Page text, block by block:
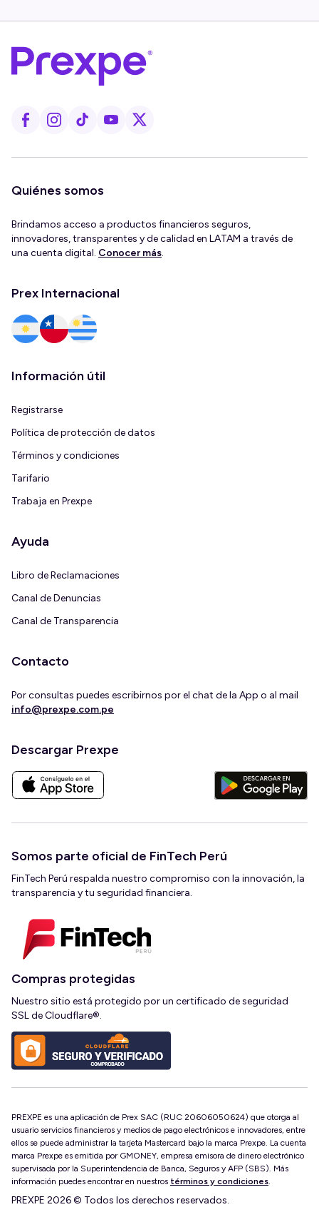
Quiénes somos
Brindamos acceso a productos financieros seguros,
innovadores, transparentes y de calidad en LATAM a través de
una cuenta digital. Conocer más.
Prex Internacional
Información útil
Registrarse
Política de protección de datos
Términos y condiciones
Tarifario
Trabaja en Prexpe
Ayuda
Libro de Reclamaciones
Canal de Denuncias
Canal de Transparencia
Contacto
Por consultas puedes escribirnos por el chat de la App o al mail
info@prexpe.com.pe
Descargar Prexpe
Somos parte oficial de FinTech Perú
FinTech Perú respalda nuestro compromiso con la innovación, la
transparencia y tu seguridad financiera.
Compras protegidas
Nuestro sitio está protegido por un certificado de seguridad
SSL de Cloudflare®.
PREXPE es una aplicación de Prex SAC (RUC 20606050624) que otorga al
usuario servicios financieros y medios de pago electrónicos e innovadores, entre
ellos se puede administrar la tarjeta Mastercard bajo la marca Prexpe. La cuenta
marca Prexpe es emitida por GMONEY, empresa emisora de dinero electrónico
supervisada por la Superintendencia de Banca, Seguros y AFP (SBS). Más
información puedes encontrar en nuestros términos y condiciones.
PREXPE 2026 © Todos los derechos reservados.